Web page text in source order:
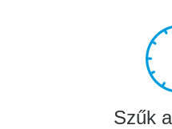
Szűk